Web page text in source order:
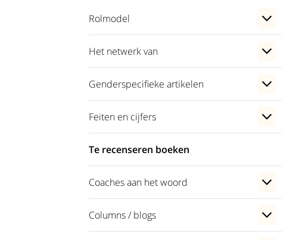
Rolmodel
Het netwerk van
Genderspecifieke artikelen
Feiten en cijfers
Te recenseren boeken
Coaches aan het woord
Columns / blogs